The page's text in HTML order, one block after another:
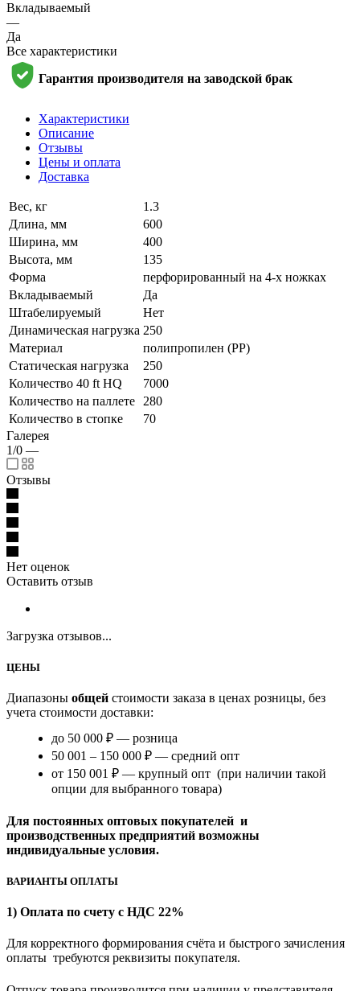
Вкладываемый
—
Да
Все характеристики
Гарантия производителя на заводской брак
Характеристики
Описание
Отзывы
Цены и оплата
Доставка
Вес, кг
1.3
Длина, мм
600
Ширина, мм
400
Высота, мм
135
Форма
перфорированный на 4-х ножках
Вкладываемый
Да
Штабелируемый
Нет
Динамическая нагрузка 250
Материал
полипропилен (PP)
Статическая нагрузка
250
Количество 40 ft HQ
7000
Количество на паллете
280
Количество в стопке
70
Галерея
1/0 —
Отзывы
Нет оценок
Оставить отзыв
Загрузка отзывов...
ЦЕНЫ
Диапазоны общей стоимости заказа в ценах розницы, без
учета стоимости доставки:
до 50 000 ₽ — розница
50 001 – 150 000 ₽ — средний опт
от 150 001 ₽ — крупный опт (при наличии такой
опции для выбранного товара)
Для постоянных оптовых покупателей и
производственных предприятий возможны
индивидуальные условия.
ВАРИАНТЫ ОПЛАТЫ
1) Оплата по счету с НДС 22%
Для корректного формирования счёта и быстрого зачисления
оплаты требуются реквизиты покупателя.